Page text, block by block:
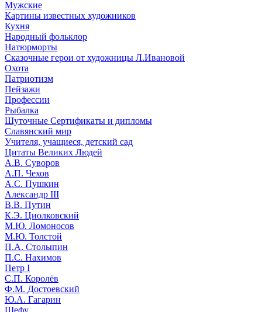
Мужские
Картины известных художников
Кухня
Народный фольклор
Натюрморты
Сказочные герои от художницы Л.Ивановой
Охота
Патриотизм
Пейзажи
Профессии
Рыбалка
Шуточные Сертификаты и дипломы
Славянский мир
Учителя, учащиеся, детский сад
Цитаты Великих Людей
А.В. Суворов
А.П. Чехов
А.С. Пушкин
Александр III
В.В. Путин
К.Э. Циолковский
М.Ю. Ломоносов
М.Ю. Толстой
П.А. Столыпин
П.С. Нахимов
Петр I
С.П. Королёв
Ф.М. Достоевский
Ю.А. Гагарин
Шефу